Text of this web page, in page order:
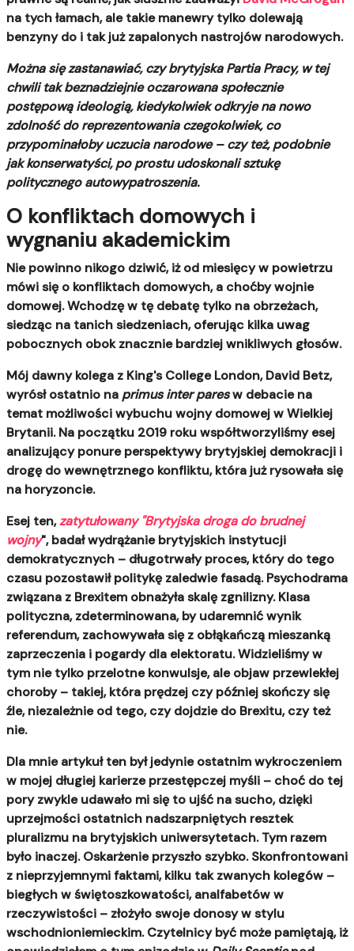
na tych łamach, ale takie manewry tylko dolewają
benzyny do i tak już zapalonych nastrojów narodowych.
Można się zastanawiać, czy brytyjska Partia Pracy, w tej
chwili tak beznadziejnie oczarowana społecznie
postępową ideologią, kiedykolwiek odkryje na nowo
zdolność do reprezentowania czegokolwiek, co
przypominałoby uczucia narodowe – czy też, podobnie
jak konserwatyści, po prostu udoskonali sztukę
politycznego autowypatroszenia.
O konfliktach domowych i
wygnaniu akademickim
Nie powinno nikogo dziwić, iż od miesięcy w powietrzu
mówi się o konfliktach domowych, a choćby wojnie
domowej.Wchodzę w tę debatę tylko na obrzeżach,
siedząc na tanich siedzeniach, oferując kilka uwag
pobocznych obok znacznie bardziej wnikliwych głosów.
Mój dawny kolega z King's College London, David Betz,
wyrósł ostatnio na primus inter paresw debacie na
temat możliwości wybuchu wojny domowej w Wielkiej
Brytanii. Na początku 2019 roku współtworzyliśmy esej
analizujący ponure perspektywy brytyjskiej demokracji i
drogę do wewnętrznego konfliktu, która już rysowała się
na horyzoncie.
Esej ten,zatytułowany "Brytyjska droga do brudnej
wojny", badał wydrążanie brytyjskich instytucji
demokratycznych – długotrwały proces, który do tego
czasu pozostawił politykę zaledwie fasadą. Psychodrama
związana z Brexitem obnażyła skalę zgnilizny. Klasa
polityczna, zdeterminowana, by udaremnić wynik
referendum, zachowywała się z obłąkańczą mieszanką
zaprzeczenia i pogardy dla elektoratu. Widzieliśmy w
tym nie tylko przelotne konwulsje, ale objaw przewlekłej
choroby – takiej, która prędzej czy później skończy się
źle, niezależnie od tego, czy dojdzie do Brexitu, czy też
nie.
Dla mnie artykuł ten był jedynie ostatnim wykroczeniem
w mojej długiej karierze przestępczej myśli – choć do tej
pory zwykle udawało mi się to ujść na sucho, dzięki
uprzejmości ostatnich nadszarpniętych resztek
pluralizmu na brytyjskich uniwersytetach. Tym razem
było inaczej. Oskarżenie przyszło szybko. Skonfrontowani
z nieprzyjemnymi faktami, kilku tak zwanych kolegów –
biegłych w świętoszkowatości, analfabetów w
rzeczywistości – złożyło swoje donosy w stylu
wschodnioniemieckim. Czytelnicy być może pamiętają, iż